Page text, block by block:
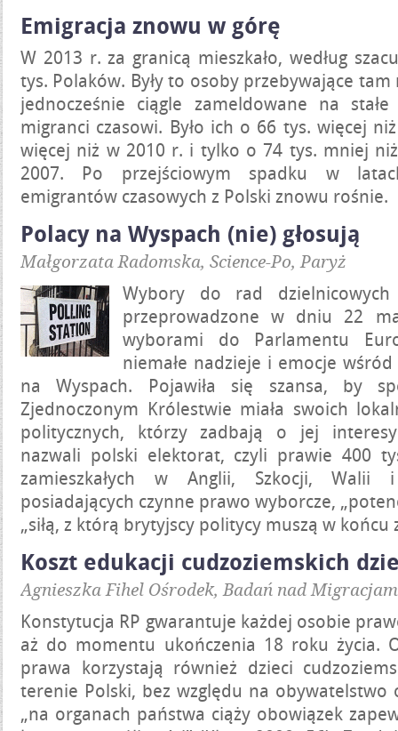
Emigracja znowu w górę
W 2013 r. za granicą mieszkało, według
tys. Polaków. Były to osoby przebywające
jednocześnie ciągle zameldowane na
migranci czasowi. Było ich o 66 tys. więcej
więcej niż w 2010 r. i tylko o 74 tys. mniej
2007. Po przejściowym spadku w
emigrantów czasowych z Polski znowu rośnie.
Polacy na Wyspach (nie) głosują
Małgorzata Radomska, Science-Po, Paryż
Wybory do rad
przeprowadzone w dniu 22
wyborami do Parlamentu
niemałe nadzieje i emocje
na Wyspach. Pojawiła się szansa, by
Zjednoczonym Królestwie miała swoich
politycznych, którzy zadbają o jej
nazwali polski elektorat, czyli prawie 400
zamieszkałych w Anglii, Szkocji, Walii
posiadających czynne prawo wyborcze,
„siłą, z którą brytyjscy politycy muszą w końcu
Koszt edukacji cudzoziemskich
Agnieszka Fihel Ośrodek, Badań nad
Konstytucja RP gwarantuje każdej osobie
aż do momentu ukończenia 18 roku życia.
prawa korzystają również dzieci
terenie Polski, bez względu na obywatelstwo
„na organach państwa ciąży obowiązek